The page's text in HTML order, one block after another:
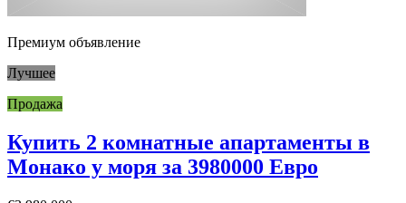
Премиум объявление
Лучшее
Продажа
Купить 2 комнатные апартаменты в
Монако у моря за 3980000 Евро